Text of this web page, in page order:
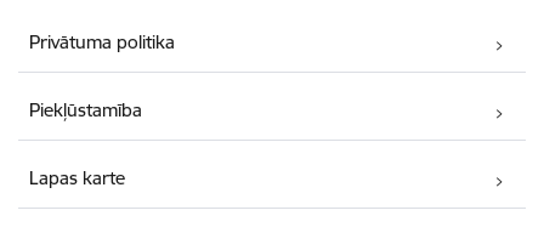
Privātuma politika
Piekļūstamība
Lapas karte